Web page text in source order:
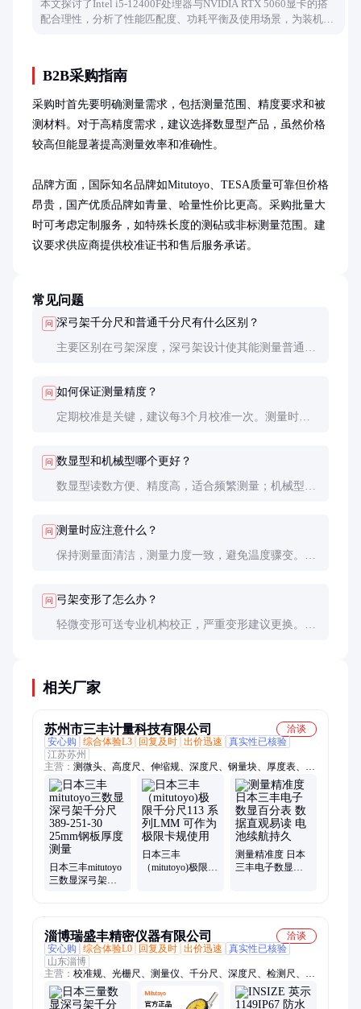
本文探讨了Intel i5-12400F处理器与NVIDIA RTX 5060显卡的搭
配合理性，分析了性能匹配度、功耗平衡及使用场景，为装机用
B2B采购指南
采购时首先要明确测量需求，包括测量范围、精度要求和被
测材料。对于高精度需求，建议选择数显型产品，虽然价格
较高但能显著提高测量效率和准确性。
品牌方面，国际知名品牌如Mitutoyo、TESA质量可靠但价格
昂贵，国产优质品牌如青量、哈量性价比更高。采购批量大
时可考虑定制服务，如特殊长度的测砧或非标测量范围。建
议要求供应商提供校准证书和售后服务承诺。
常见问题
问 深弓架千分尺和普通千分尺有什么区别？
主要区别在弓架深度，深弓架设计使其能测量普通千
问 如何保证测量精度？
定期校准是关键，建议每3个月校准一次。测量时保
问 数显型和机械型哪个更好？
数显型读数方便、精度高，适合频繁测量；机械型更
问 测量时应注意什么？
保持测量面清洁，测量力度一致，避免温度骤变。对
问 弓架变形了怎么办？
轻微变形可送专业机构校正，严重变形建议更换。日
相关厂家
苏州市三丰计量科技有限公司
洽谈
安心购
综合体验L3 回复及时 出价迅速
真实性已核验
江苏苏州
主营： 测微头、高度尺、伸缩规、深度尺、钢量块、厚度表、分
表杆、轮廓仪、影像仪、座支架、外母线、数显卡、圆度仪、风
量罩、比较仪、硬度机、测量仪、高度规、千分表、硬度计、测
量机、切割机、杠杆卡、显微镜、双球管
日本三丰mitutoyo
三数显深弓架千
日本三丰
（mitutoyo)极限千
测量精准度 日本
三丰电子数显百
淄博瑞盛丰精密仪器有限公司
洽谈
安心购
综合体验L0 回复及时 出价迅速
真实性已核验
山东淄博
主营： 校准规、光栅尺、测量仪、千分尺、深度尺、检测尺、度
角尺、水平尺、内外卡、测试仪、角度尺、厚度表、水平仪、划
线头、宽度尺、百分表、测厚规、测力计、倒角规、闪测仪、测